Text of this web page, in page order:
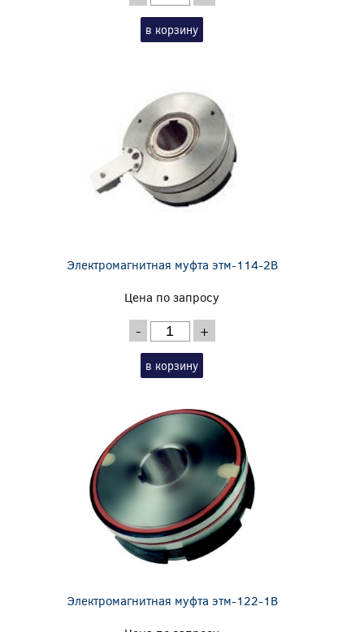
в корзину
Электромагнитная муфта этм-114-2В
Цена по запросу
- +
в корзину
Электромагнитная муфта этм-122-1В